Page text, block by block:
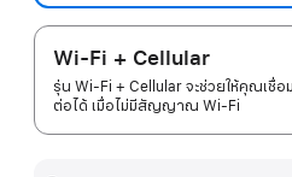
Wi-Fi + Cellular
รุ่น Wi-Fi + Cellular จะช่วยให้คุณเชื่อม
ต่อได้ เมื่อไม่มีสัญญาณ Wi-Fi